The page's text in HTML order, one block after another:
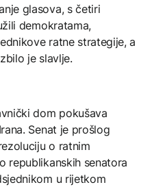
glasova, s četiri
demokratama,
ratne strategije, a
je slavlje.
dom pokušava
Senat je prošlog
o ratnim
republikanskih senatora
u rijetkom